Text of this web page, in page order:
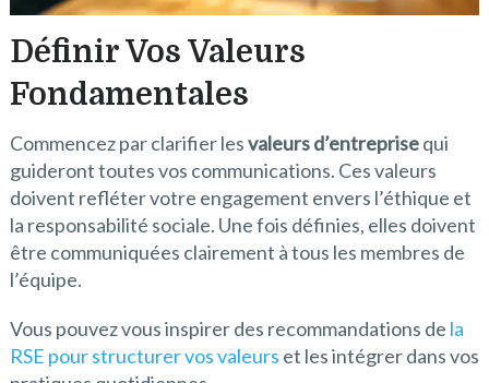
Définir Vos Valeurs
Fondamentales
Commencez par clarifier lesvaleurs d’entreprisequi
guideront toutes vos communications. Ces valeurs
doivent refléter votre engagement envers l’éthique et
la responsabilité sociale. Une fois définies, elles doivent
être communiquées clairement à tous les membres de
l’équipe.
Vous pouvez vous inspirer des recommandations de la
RSE pour structurer vos valeurs et les intégrer dans vos